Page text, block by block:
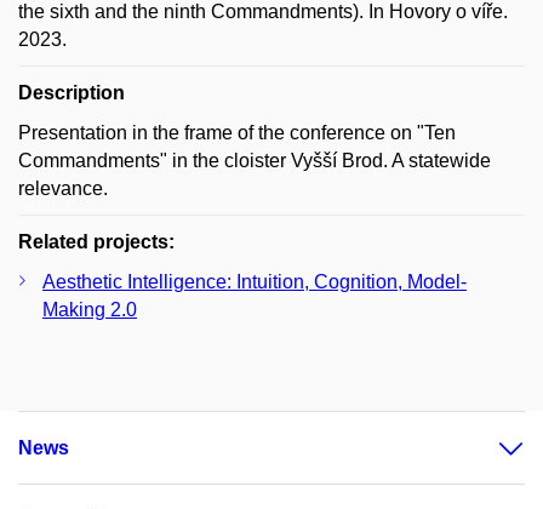
the sixth and the ninth Commandments). In Hovory o víře.
2023.
Description
Presentation in the frame of the conference on "Ten
Commandments" in the cloister Vyšší Brod. A statewide
relevance.
Related projects:
Aesthetic Intelligence: Intuition, Cognition, Model-
Making 2.0
News